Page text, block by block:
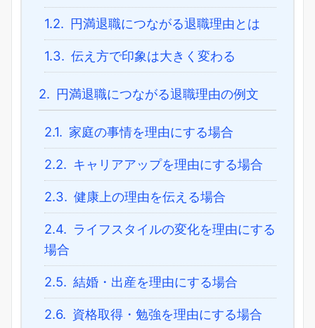
1.2. 円満退職につながる退職理由とは
1.3. 伝え方で印象は大きく変わる
2. 円満退職につながる退職理由の例文
2.1. 家庭の事情を理由にする場合
2.2. キャリアアップを理由にする場合
2.3. 健康上の理由を伝える場合
2.4. ライフスタイルの変化を理由にする
場合
2.5. 結婚・出産を理由にする場合
2.6. 資格取得・勉強を理由にする場合